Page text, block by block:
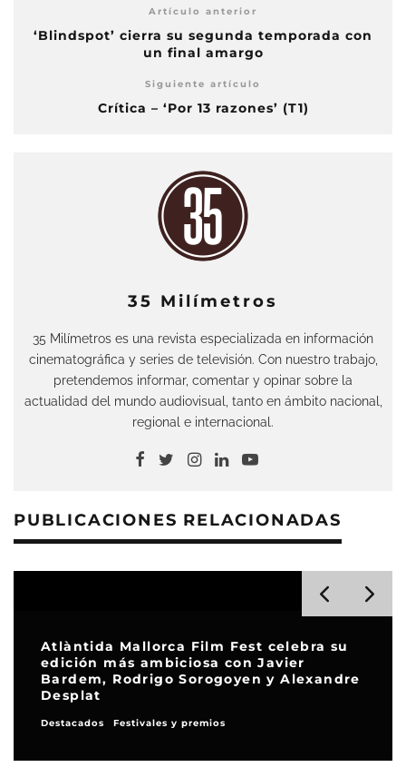
Artículo anterior
‘Blindspot’ cierra su segunda temporada con
un final amargo
Siguiente artículo
Crítica – ‘Por 13 razones’ (T1)
35 Milímetros
35 Milímetros es una revista especializada en información
cinematográfica y series de televisión. Con nuestro trabajo,
pretendemos informar, comentar y opinar sobre la
actualidad del mundo audiovisual, tanto en ámbito nacional,
regional e internacional.
PUBLICACIONES RELACIONADAS
Atlàntida Mallorca Film Fest celebra su
edición más ambiciosa con Javier
Bardem, Rodrigo Sorogoyen y Alexandre
Desplat
Destacados Festivales y premios